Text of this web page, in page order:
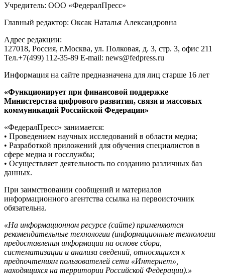
Учредитель: ООО «ФедералПресс»
Главный редактор: Оксак Наталья Александровна
Адрес редакции:
127018, Россия, г.Москва, ул. Полковая, д. 3, стр. 3, офис 211
Тел.+7(499) 112-35-89 E-mail: news@fedpress.ru
Информация на сайте предназначена для лиц старше 16 лет
«Функционирует при финансовой поддержке
Министерства цифрового развития, связи и массовых
коммуникаций Российской Федерации»
«ФедералПресс» занимается:
• Проведением научных исследований в области медиа;
• Разработкой приложений для обучения специалистов в
сфере медиа и госслужбы;
• Осуществляет деятельность по созданию различных баз
данных.
При заимствовании сообщений и материалов
информационного агентства ссылка на первоисточник
обязательна.
«На информационном ресурсе (сайте) применяются
рекомендательные технологии (информационные технологии
предоставления информации на основе сбора,
систематизации и анализа сведений, относящихся к
предпочтениям пользователей сети «Интернет»,
находящихся на территории Российской Федерации).»